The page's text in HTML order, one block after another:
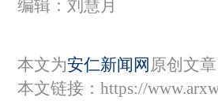
编辑：刘慧月
本文为安仁新闻网 原创文
本文链接： https://